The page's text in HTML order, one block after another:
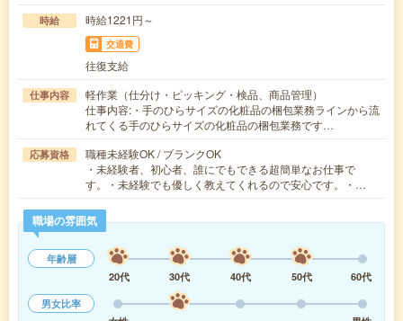
時給 時給1221円～
交通費
往復支給
仕事内容
軽作業（仕分け・ピッキング・検品、商品管理）
仕事内容:・手のひらサイズの化粧品の梱包業務ラインから流
れてくる手のひらサイズの化粧品の梱包業務です…
応募資格
職種未経験OK / ブランクOK
・未経験者、初心者、誰にでもできる超簡単なお仕事で
す。・未経験でも優しく教えてくれるので安心です。・…
職場の雰囲気
年齢層
20代
30代 40代 50代
60代
男女比率